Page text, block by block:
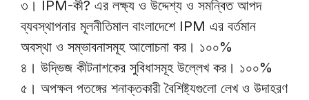
৩। IPM-কী? এর লক্ষ্য ও উদ্দেশ্য ও সমন্বিত আপদ
ব্যবস্থাপনার মূলনীতিমাল বাংলাদেশে IPM এর বর্তমান
অবস্থা ও সম্ভাবনাসমূহ আলোচনা কর। ১০০%
৪। উদ্ভিজ কীটনাশকের সুবিধাসমূহ উল্লেখ কর। ১০০%
৫। অপক্ষল পতঙ্গের শনাক্তকারী বৈশিষ্ট্যগুলো লেখ ও উদাহরণ